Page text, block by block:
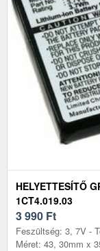
HELYETTESÍTŐ
1CT4.019.03
3 990 Ft
Feszültség: 3, 7V -
Méret: 43, 30mm x